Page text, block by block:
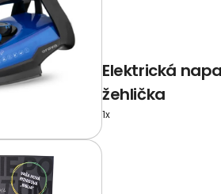
Elektrická
žehlička
1x